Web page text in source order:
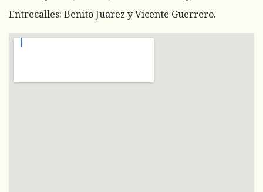
Entrecalles: Benito Juarez y Vicente Guerrero.